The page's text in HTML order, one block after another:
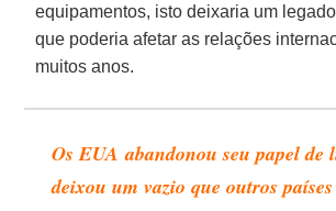
equipamentos, isto deixaria um
que poderia afetar as relações
muitos anos.
Os EUA abandonou seu papel de
deixou um vazio que outros países